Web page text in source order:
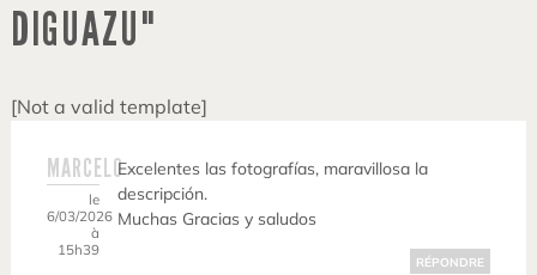
DIGUAZU"
[Not a valid template]
MARCELO
le
6/03/2026
à
15h39
Excelentes las fotografías, maravillosa la
descripción.
Muchas Gracias y saludos
RÉPONDRE